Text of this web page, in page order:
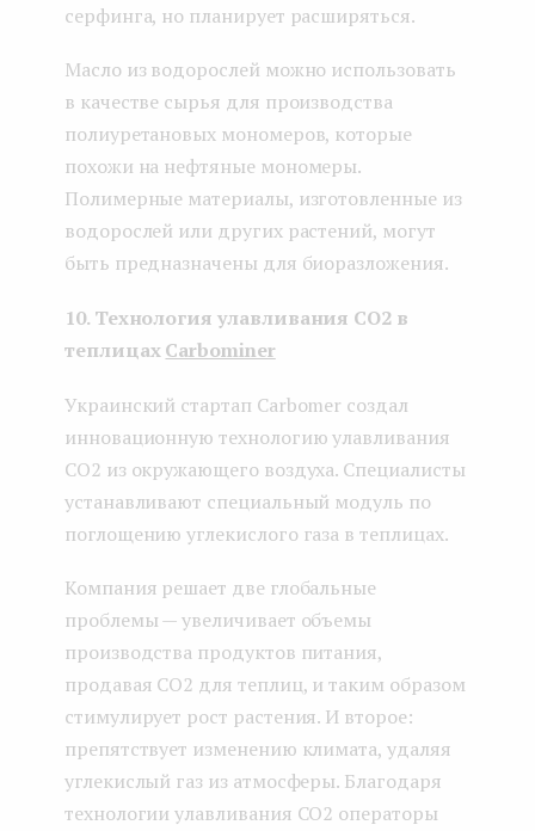
серфинга, но планирует расширяться.
Масло из водорослей можно использовать
в качестве сырья для производства
полиуретановых мономеров, которые
похожи на нефтяные мономеры.
Полимерные материалы, изготовленные из
водорослей или других растений, могут
быть предназначены для биоразложения.
10. Технология улавливания CO2 в
теплицахCarbominer
Украинский стартап Carbomer создал
инновационную технологию улавливания
CO2 из окружающего воздуха. Специалисты
устанавливают специальный модуль по
поглощению углекислого газа в теплицах.
Компания решает две глобальные
проблемы — увеличивает объемы
производства продуктов питания,
продавая CO2 для теплиц, и таким образом
стимулирует рост растения. И второе:
препятствует изменению климата, удаляя
углекислый газ из атмосферы. Благодаря
технологии улавливания CО2 операторы